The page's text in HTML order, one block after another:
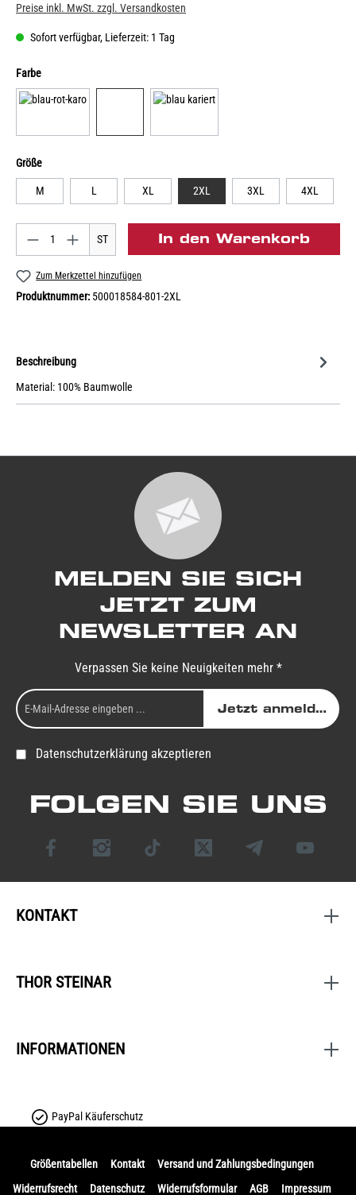
Preise inkl. MwSt. zzgl. Versandkosten
Sofort verfügbar, Lieferzeit: 1 Tag
Farbe
Größe
M L XL 2XL 3XL 4XL
ST In den Warenkorb
Zum Merkzettel hinzufügen
Produktnummer: 500018584-801-2XL
Beschreibung
Material: 100% Baumwolle
MELDEN SIE SICH
JETZT ZUM
NEWSLETTER AN
Verpassen Sie keine Neuigkeiten mehr *
Jetzt anmelden
Datenschutzerklärung akzeptieren
FOLGEN SIE UNS
KONTAKT
THOR STEINAR
INFORMATIONEN
PayPal Käuferschutz
Größentabellen Kontakt
Versand und Zahlungsbedingungen
Widerrufsrecht
Datenschutz Widerrufsformular AGB Impressum